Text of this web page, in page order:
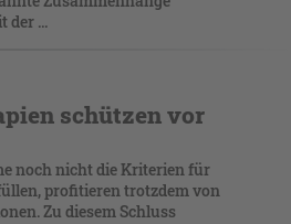
der ...
schützen vor
noch nicht die Kriterien für
profitieren trotzdem von
Zu diesem Schluss